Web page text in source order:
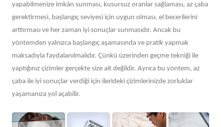
yapabilmenize imkân sunması, kusursuz oranlar sağlaması, az çaba
gerektirmesi, başlangıç seviyesi için uygun olması, el becerilerini
arttırması ve her zaman iyi sonuçlar sunmasıdır. Ancak bu
yöntemden yalnızca başlangıç aşamasında ve pratik yapmak
maksadıyla faydalanılmalıdır. Çünkü üzerinden geçme tekniği ile
yaptığınız çizimler gerçekte size ait değildir. Ayrıca bu yöntem, az
çaba ile iyi sonuçlar verdiği için ilerideki çizimlerinizde zorluklar
yaşamanıza yol açabilir.